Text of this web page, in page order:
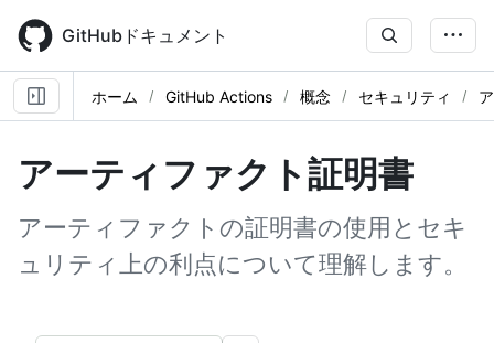
main
content
GitHubドキュメント
ホーム GitHub Actions 概念 セキュリティ
アーティファクト証明書
アーティファクトの証明書の使用とセキ
ュリティ上の利点について理解します。